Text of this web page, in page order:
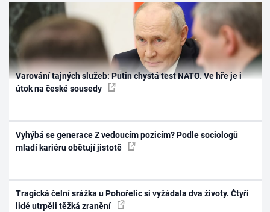
Varování tajných služeb: Putin chystá test NATO. Ve hře je i
útok na české sousedy
Vyhýbá se generace Z vedoucím pozicím? Podle sociologů
mladí kariéru obětují jistotě
Tragická čelní srážka u Pohořelic si vyžádala dva životy. Čtyři
lidé utrpěli těžká zranění